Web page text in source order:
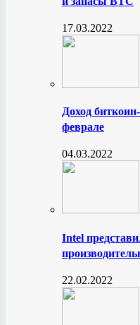
17.03.2022
Доход
феврале
04.03.2022
Intel
22.02.2022